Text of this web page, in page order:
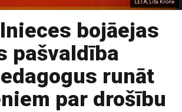
LETA, Lita Krone
bojāejas
pašvaldība
runāt
par drošību